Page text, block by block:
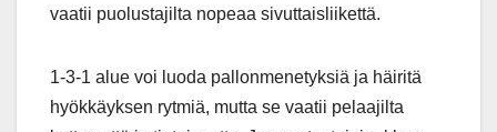
vaatii puolustajilta nopeaa sivuttaisliikettä.
1-3-1 alue voi luoda pallonmenetyksiä ja häiritä
hyökkäyksen rytmiä, mutta se vaatii pelaajilta